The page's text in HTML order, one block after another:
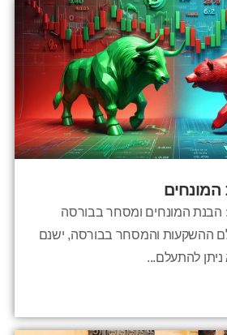
המונחים
הבנת המונחים ומסחר בבורסה
ההשקעות והמסחר בבורסה, ישנם
להתעלם...